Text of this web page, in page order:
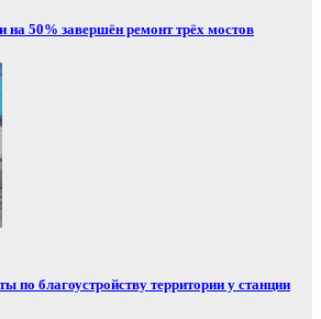
на 50% завершён ремонт трёх мостов
по благоустройству территории у станции